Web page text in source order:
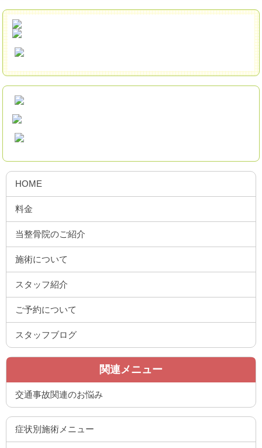
HOME
料金
当整骨院のご紹介
施術について
スタッフ紹介
ご予約について
スタッフブログ
関連メニュー
交通事故関連のお悩み
症状別施術メニュー